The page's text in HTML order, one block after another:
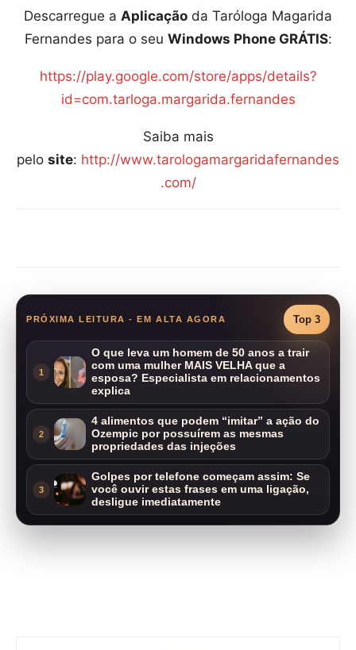
Descarregue a Aplicação da Taróloga Magarida
Fernandes para o seu Windows Phone GRÁTIS:
https://play.google.com/store/apps/details?
id=com.tarloga.margarida.fernandes
Saiba mais
pelo site: http://www.tarologamargaridafernandes
.com/
PRÓXIMA LEITURA - EM ALTA AGORA Top 3
1
O que leva um homem de 50 anos a trair
com uma mulher MAIS VELHA que a
esposa? Especialista em relacionamentos
explica
2
4 alimentos que podem “imitar” a ação do
Ozempic por possuírem as mesmas
propriedades das injeções
3
Golpes por telefone começam assim: Se
você ouvir estas frases em uma ligação,
desligue imediatamente